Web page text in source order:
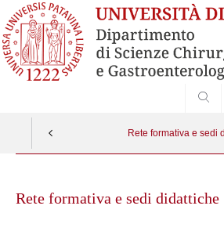
Rete formativa e sedi
contentRete formativa e sedi didattiche